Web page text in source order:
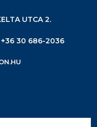
UTCA 2.
+36 30 686-2036